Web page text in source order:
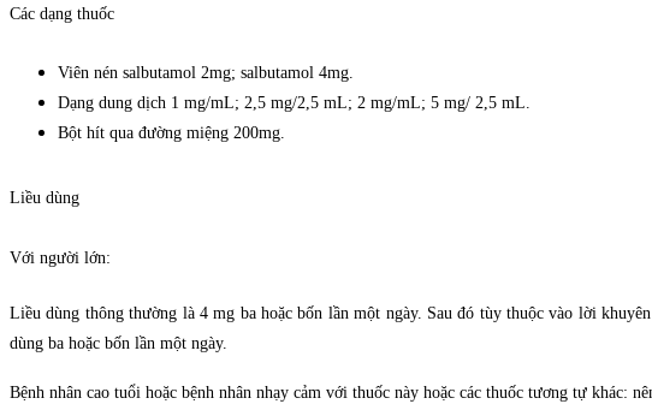
Các dạng thuốc
Viên nén salbutamol 2mg; salbutamol 4mg.
Dạng dung dịch 1 mg/mL; 2,5 mg/2,5 mL; 2 mg/mL; 5 mg/ 2,5 mL.
Bột hít qua đường miệng 200mg.
Liều dùng
Với người lớn:
Liều dùng thông thường là 4 mg ba hoặc bốn lần một ngày. Sau đó tùy thuộc vào lời
dùng ba hoặc bốn lần một ngày.
Bệnh nhân cao tuổi hoặc bệnh nhân nhạy cảm với thuốc này hoặc các thuốc tương tự khác: